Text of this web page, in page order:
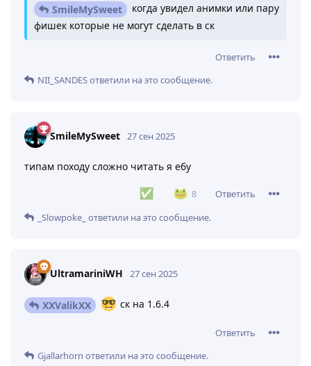
SmileMySweet
когда увидел анимки или пару
фишек которые не могут сделать в ск
Ответить
NII_SANDESответили на это сообщение.
SmileMySweet 27 сен 2025
типам походу сложно читать я ебу
8
Ответить
_Slowpoke_ ответили на это сообщение.
UltramariniWH 27 сен 2025
XXValikXX ск на 1.6.4
Ответить
Gjallarhorn ответили на это сообщение.